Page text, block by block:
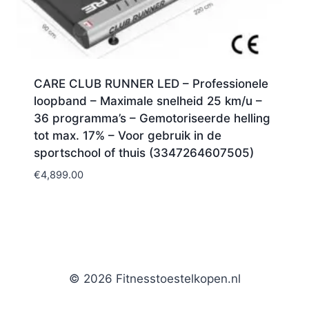
CARE CLUB RUNNER LED – Professionele
loopband – Maximale snelheid 25 km/u –
36 programma’s – Gemotoriseerde helling
tot max. 17% – Voor gebruik in de
sportschool of thuis (3347264607505)
€4,899.00
© 2026 Fitnesstoestelkopen.nl